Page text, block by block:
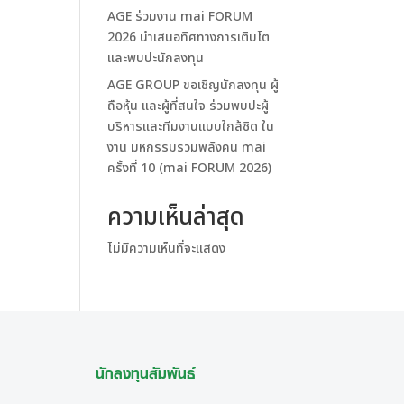
AGE ร่วมงาน mai FORUM
2026 นำเสนอทิศทางการเติบโต
และพบปะนักลงทุน
AGE GROUP ขอเชิญนักลงทุน ผู้
ถือหุ้น และผู้ที่สนใจ ร่วมพบปะผู้
บริหารและทีมงานแบบใกล้ชิด ใน
งาน มหกรรมรวมพลังคน mai
ครั้งที่ 10 (mai FORUM 2026)
ความเห็นล่าสุด
ไม่มีความเห็นที่จะแสดง
นักลงทุนสัมพันธ์